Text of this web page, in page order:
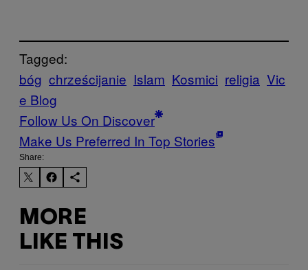
Tagged:
bóg chrześcijanie Islam Kosmici religia Vic
e Blog
Follow Us On Discover
Make Us Preferred In Top Stories
Share:
MORE
LIKE THIS